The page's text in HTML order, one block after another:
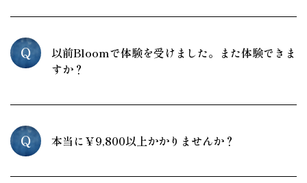
Q
以前Bloomで体験を受けました。また体験できま
すか？
Q 本当に￥9,800以上かかりませんか？